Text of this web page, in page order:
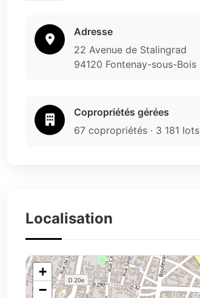
Adresse
22 Avenue de Stalingrad
94120 Fontenay-sous-Bois
Copropriétés gérées
67 copropriétés · 3 181 lots
Localisation
+
−